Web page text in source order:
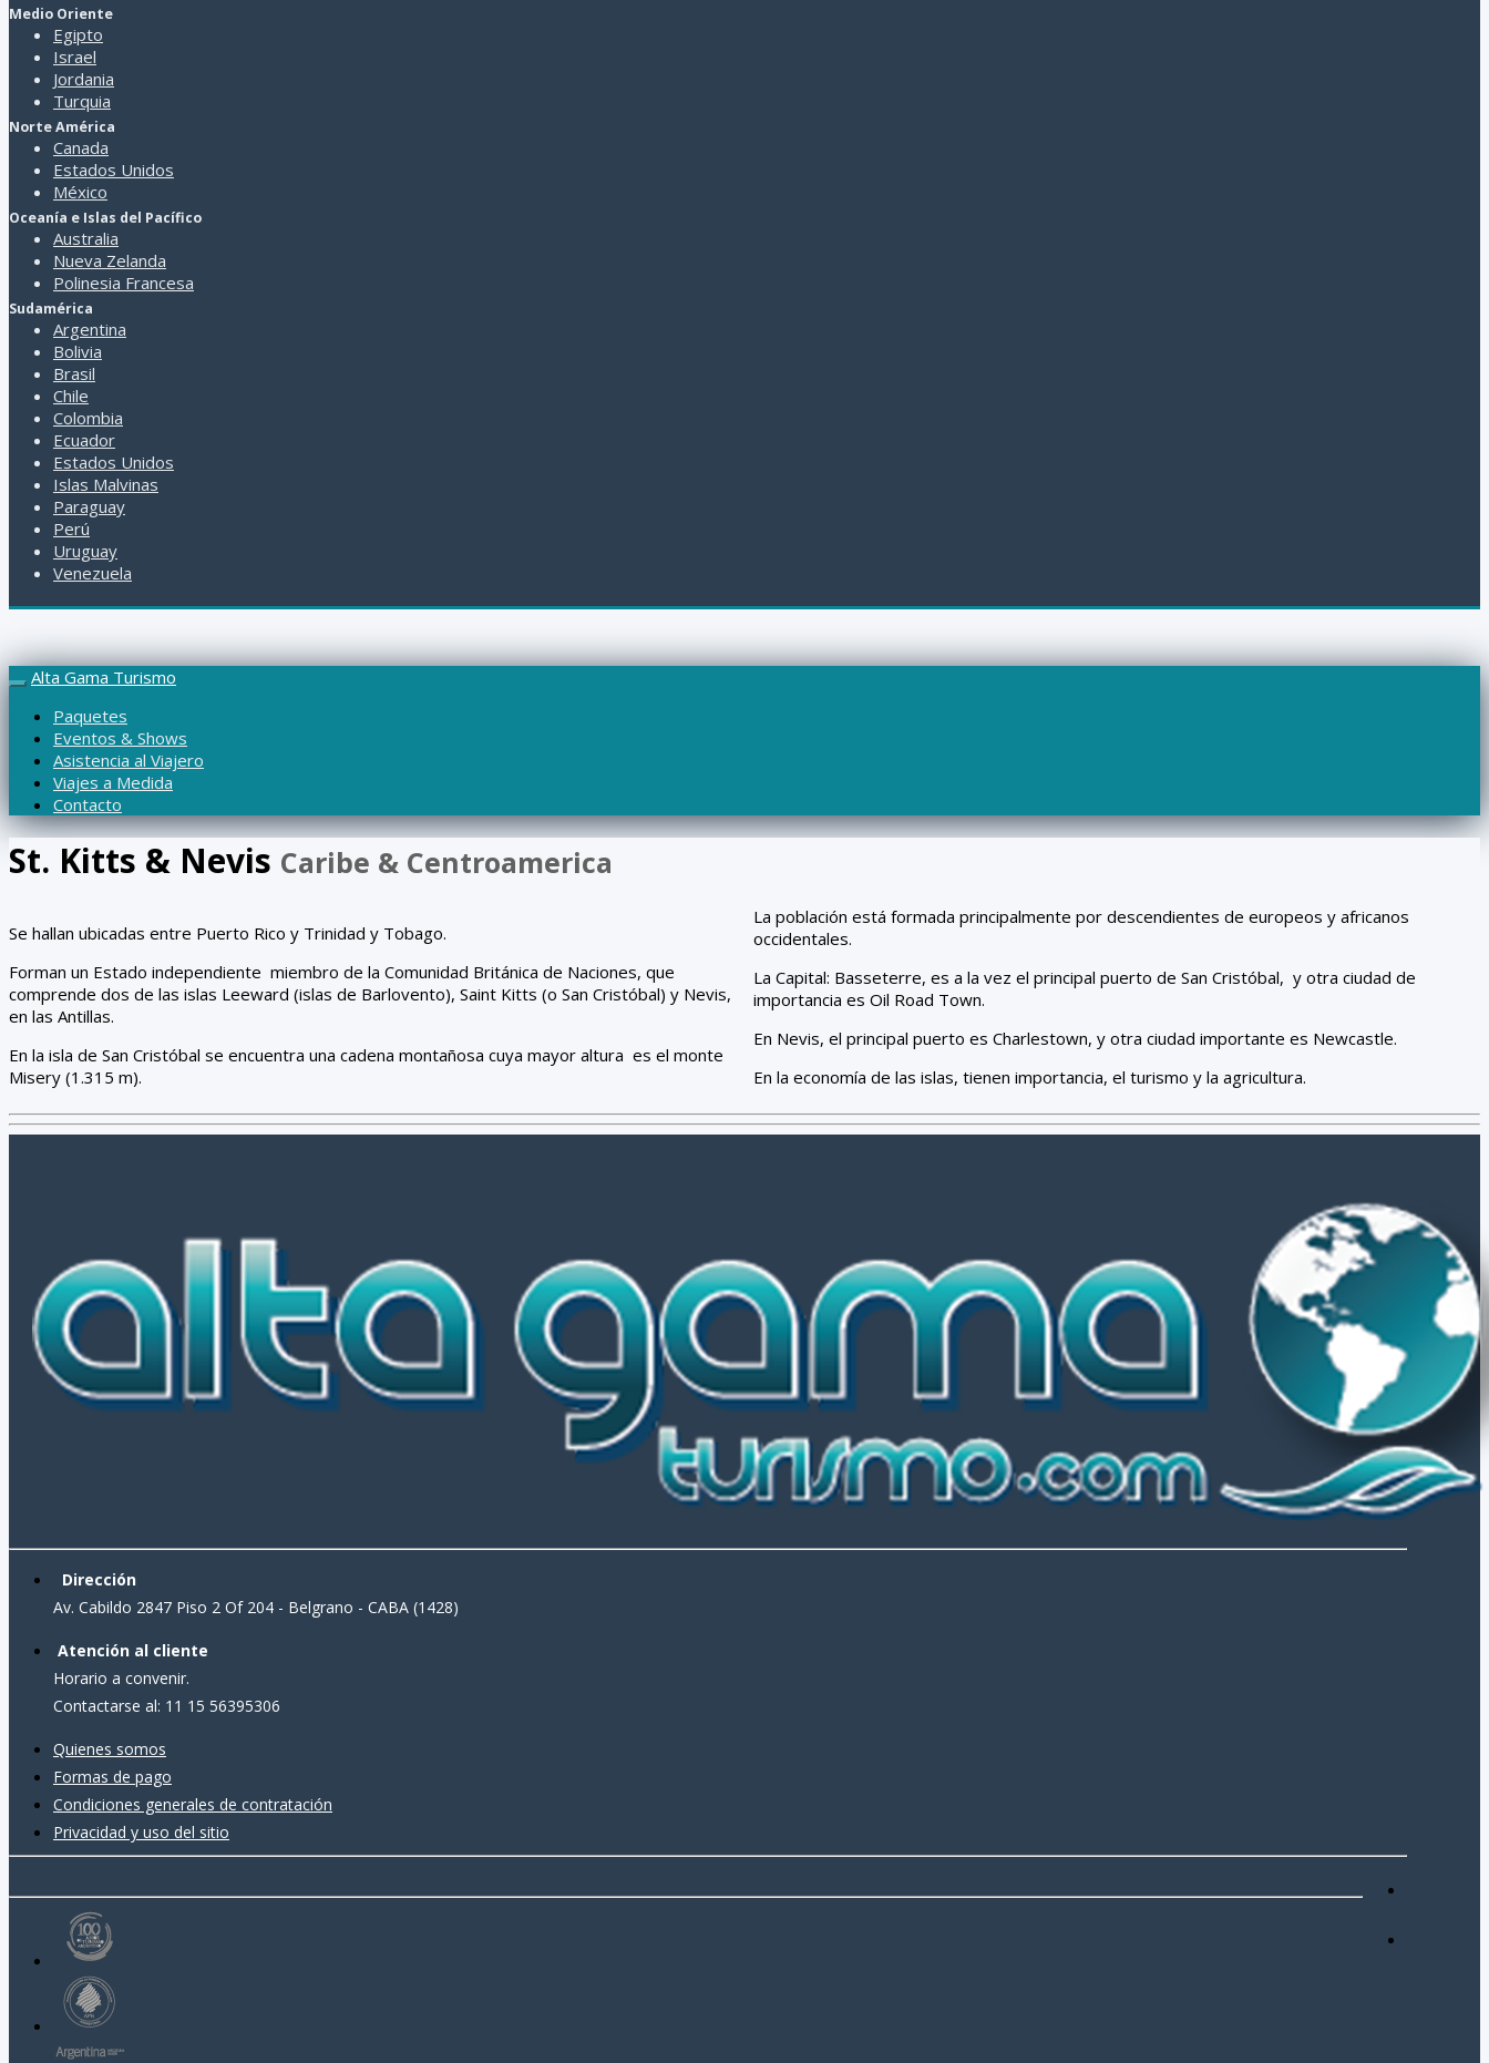
Medio Oriente
Egipto
Israel
Jordania
Turquia
Norte América
Canada
Estados Unidos
México
Oceanía e Islas del Pacífico
Australia
Nueva Zelanda
Polinesia Francesa
Sudamérica
Argentina
Bolivia
Brasil
Chile
Colombia
Ecuador
Estados Unidos
Islas Malvinas
Paraguay
Perú
Uruguay
Venezuela
Alta Gama Turismo
Paquetes
Eventos & Shows
Asistencia al Viajero
Viajes a Medida
Contacto
St. Kitts & Nevis Caribe & Centroamerica
Se hallan ubicadas entre Puerto Rico y Trinidad y Tobago.
Forman un Estado independiente miembro de la Comunidad Británica de Naciones, que
comprende dos de las islas Leeward (islas de Barlovento), Saint Kitts (o San Cristóbal) y Nevis,
en las Antillas.
En la isla de San Cristóbal se encuentra una cadena montañosa cuya mayor altura es el monte
Misery (1.315 m).
La población está formada principalmente por descendientes de europeos y africanos
occidentales.
La Capital: Basseterre, es a la vez el principal puerto de San Cristóbal, y otra ciudad de
importancia es Oil Road Town.
En Nevis, el principal puerto es Charlestown, y otra ciudad importante es Newcastle.
En la economía de las islas, tienen importancia, el turismo y la agricultura.
Dirección
Av. Cabildo 2847 Piso 2 Of 204 - Belgrano - CABA (1428)
Atención al cliente
Horario a convenir.
Contactarse al: 11 15 56395306
Quienes somos
Formas de pago
Condiciones generales de contratación
Privacidad y uso del sitio